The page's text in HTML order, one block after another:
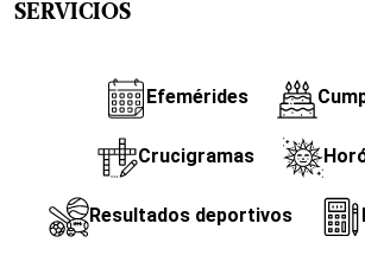
SERVICIOS
Efemérides
Crucigramas
Resultados deportivos